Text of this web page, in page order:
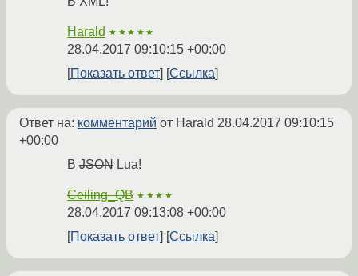
Harald ★★★★★
28.04.2017 09:10:15 +00:00
Показать ответ
Ссылка
Ответ на: комментарий от Harald 28.04.2017 09:10:15
+00:00
В JSON Lua!
Ceiling_QB ★★★★
28.04.2017 09:13:08 +00:00
Показать ответ
Ссылка